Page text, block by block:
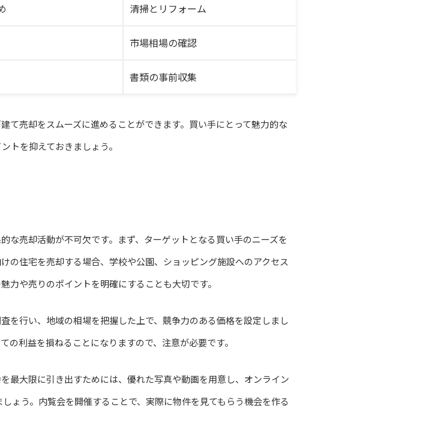
清掃とリフォーム
市場相場の確認
書類の事前収集
て売却をスムーズに進めることができます。買い手にとって魅力的な
トを抑えておきましょう。
な売却活動が不可欠です。まず、ターゲットとなる買い手のニーズを
の住宅を売却する場合、学校や公園、ショッピング施設へのアクセス
力や売りのポイントを明確にすることも大切です。
を行い、地域の相場を把握した上で、競争力のある価格を設定しまし
の利益を損ねることになりますので、注意が必要です。
最大限に引き出すためには、優れた写真や動画を用意し、オンライン
ょう。内覧会を開催することで、実際に物件を見てもらう機会を作る